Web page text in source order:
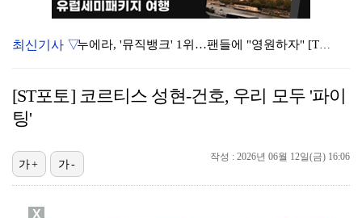
누에라, '뮤직뱅크' 1위…팬들에 "영원하자" [TV캡…
대한축구협회의 '심판 성접대'…최악의 경우 런던 올림픽…
폭발까지 5분…안보현·정은채, 목숨 건 사투 시작(재벌…
최신기사 ▽
[ST포토] 코르티스 성현-건호, 우리 모두 '파이
팅'
작성 : 2026년 06월 12일(금) 16:06
가+ 가-
X